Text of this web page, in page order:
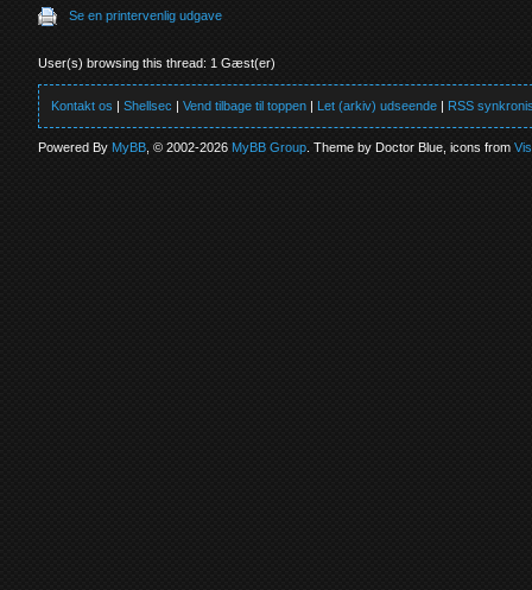
Se en printervenlig udgave
User(s) browsing this thread: 1 Gæst(er)
Kontakt os |Shellsec |Vend tilbage til toppen | Let (arkiv) udseende | RSS
Powered ByMyBB , © 2002-2026MyBB Group . Theme by Doctor Blue, icons from